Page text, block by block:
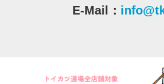
E-Mail：